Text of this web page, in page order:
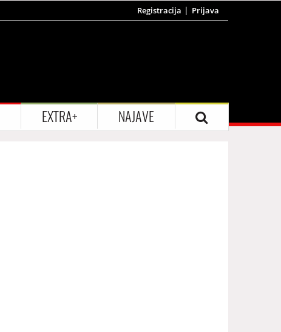
Registracija Prijava
EXTRA+ NAJAVE